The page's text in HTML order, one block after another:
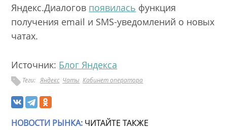
Яндекс.Диалогов появилась функция
получения email и SMS-уведомлений о новых
чатах.
Источник: Блог Яндекса
Теги: Яндекс Чаты Кабинет оператора
НОВОСТИ РЫНКА: ЧИТАЙТЕ ТАКЖЕ